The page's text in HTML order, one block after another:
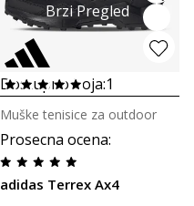
Brzi Pregled
Dostupno boja:1
Prosecna ocena:
adidas Terrex Ax4
Muške tenisice za outdoor